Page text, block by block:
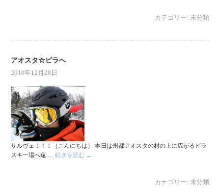
カテゴリー: 未分類
アオスタ☆ピラへ
2010年12月28日
サルヴェ！！！（こんにちは） 本日は州都アオスタの村の上に広がるピラ
スキー場へ遠 …続きを読む →
カテゴリー: 未分類